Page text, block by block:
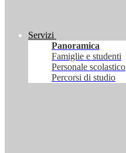
Servizi
Panoramica
Famiglie e studenti
Personale scolastico
Percorsi di studio